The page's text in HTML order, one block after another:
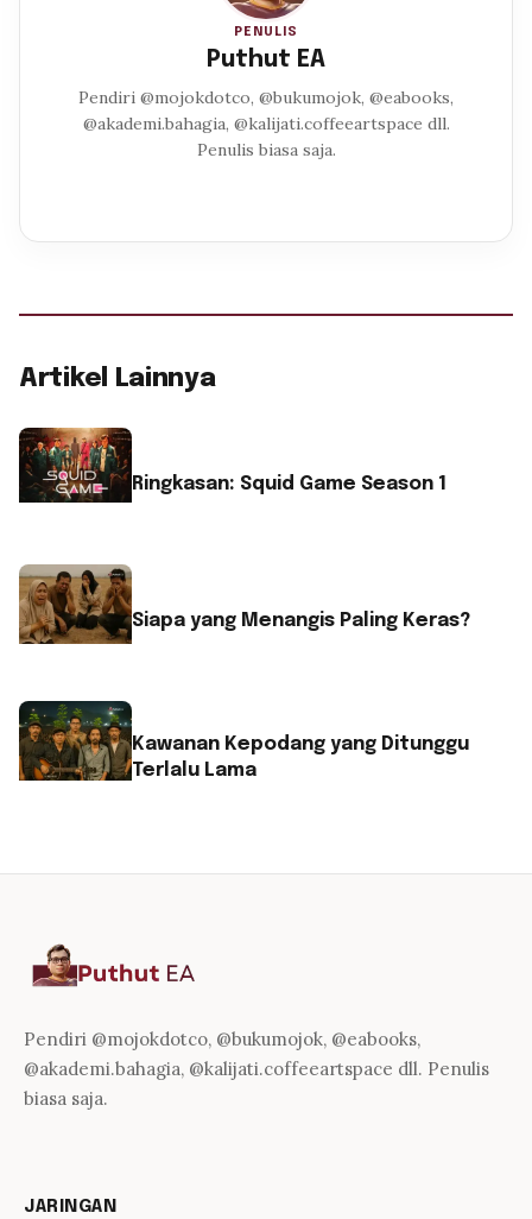
PENULIS
Puthut EA
Pendiri @mojokdotco, @bukumojok, @eabooks,
@akademi.bahagia, @kalijati.coffeeartspace dll.
Penulis biasa saja.
Artikel Lainnya
Ringkasan: Squid Game Season 1
Siapa yang Menangis Paling Keras?
Kawanan Kepodang yang Ditunggu
Terlalu Lama
Pendiri @mojokdotco, @bukumojok, @eabooks,
@akademi.bahagia, @kalijati.coffeeartspace dll. Penulis
biasa saja.
JARINGAN